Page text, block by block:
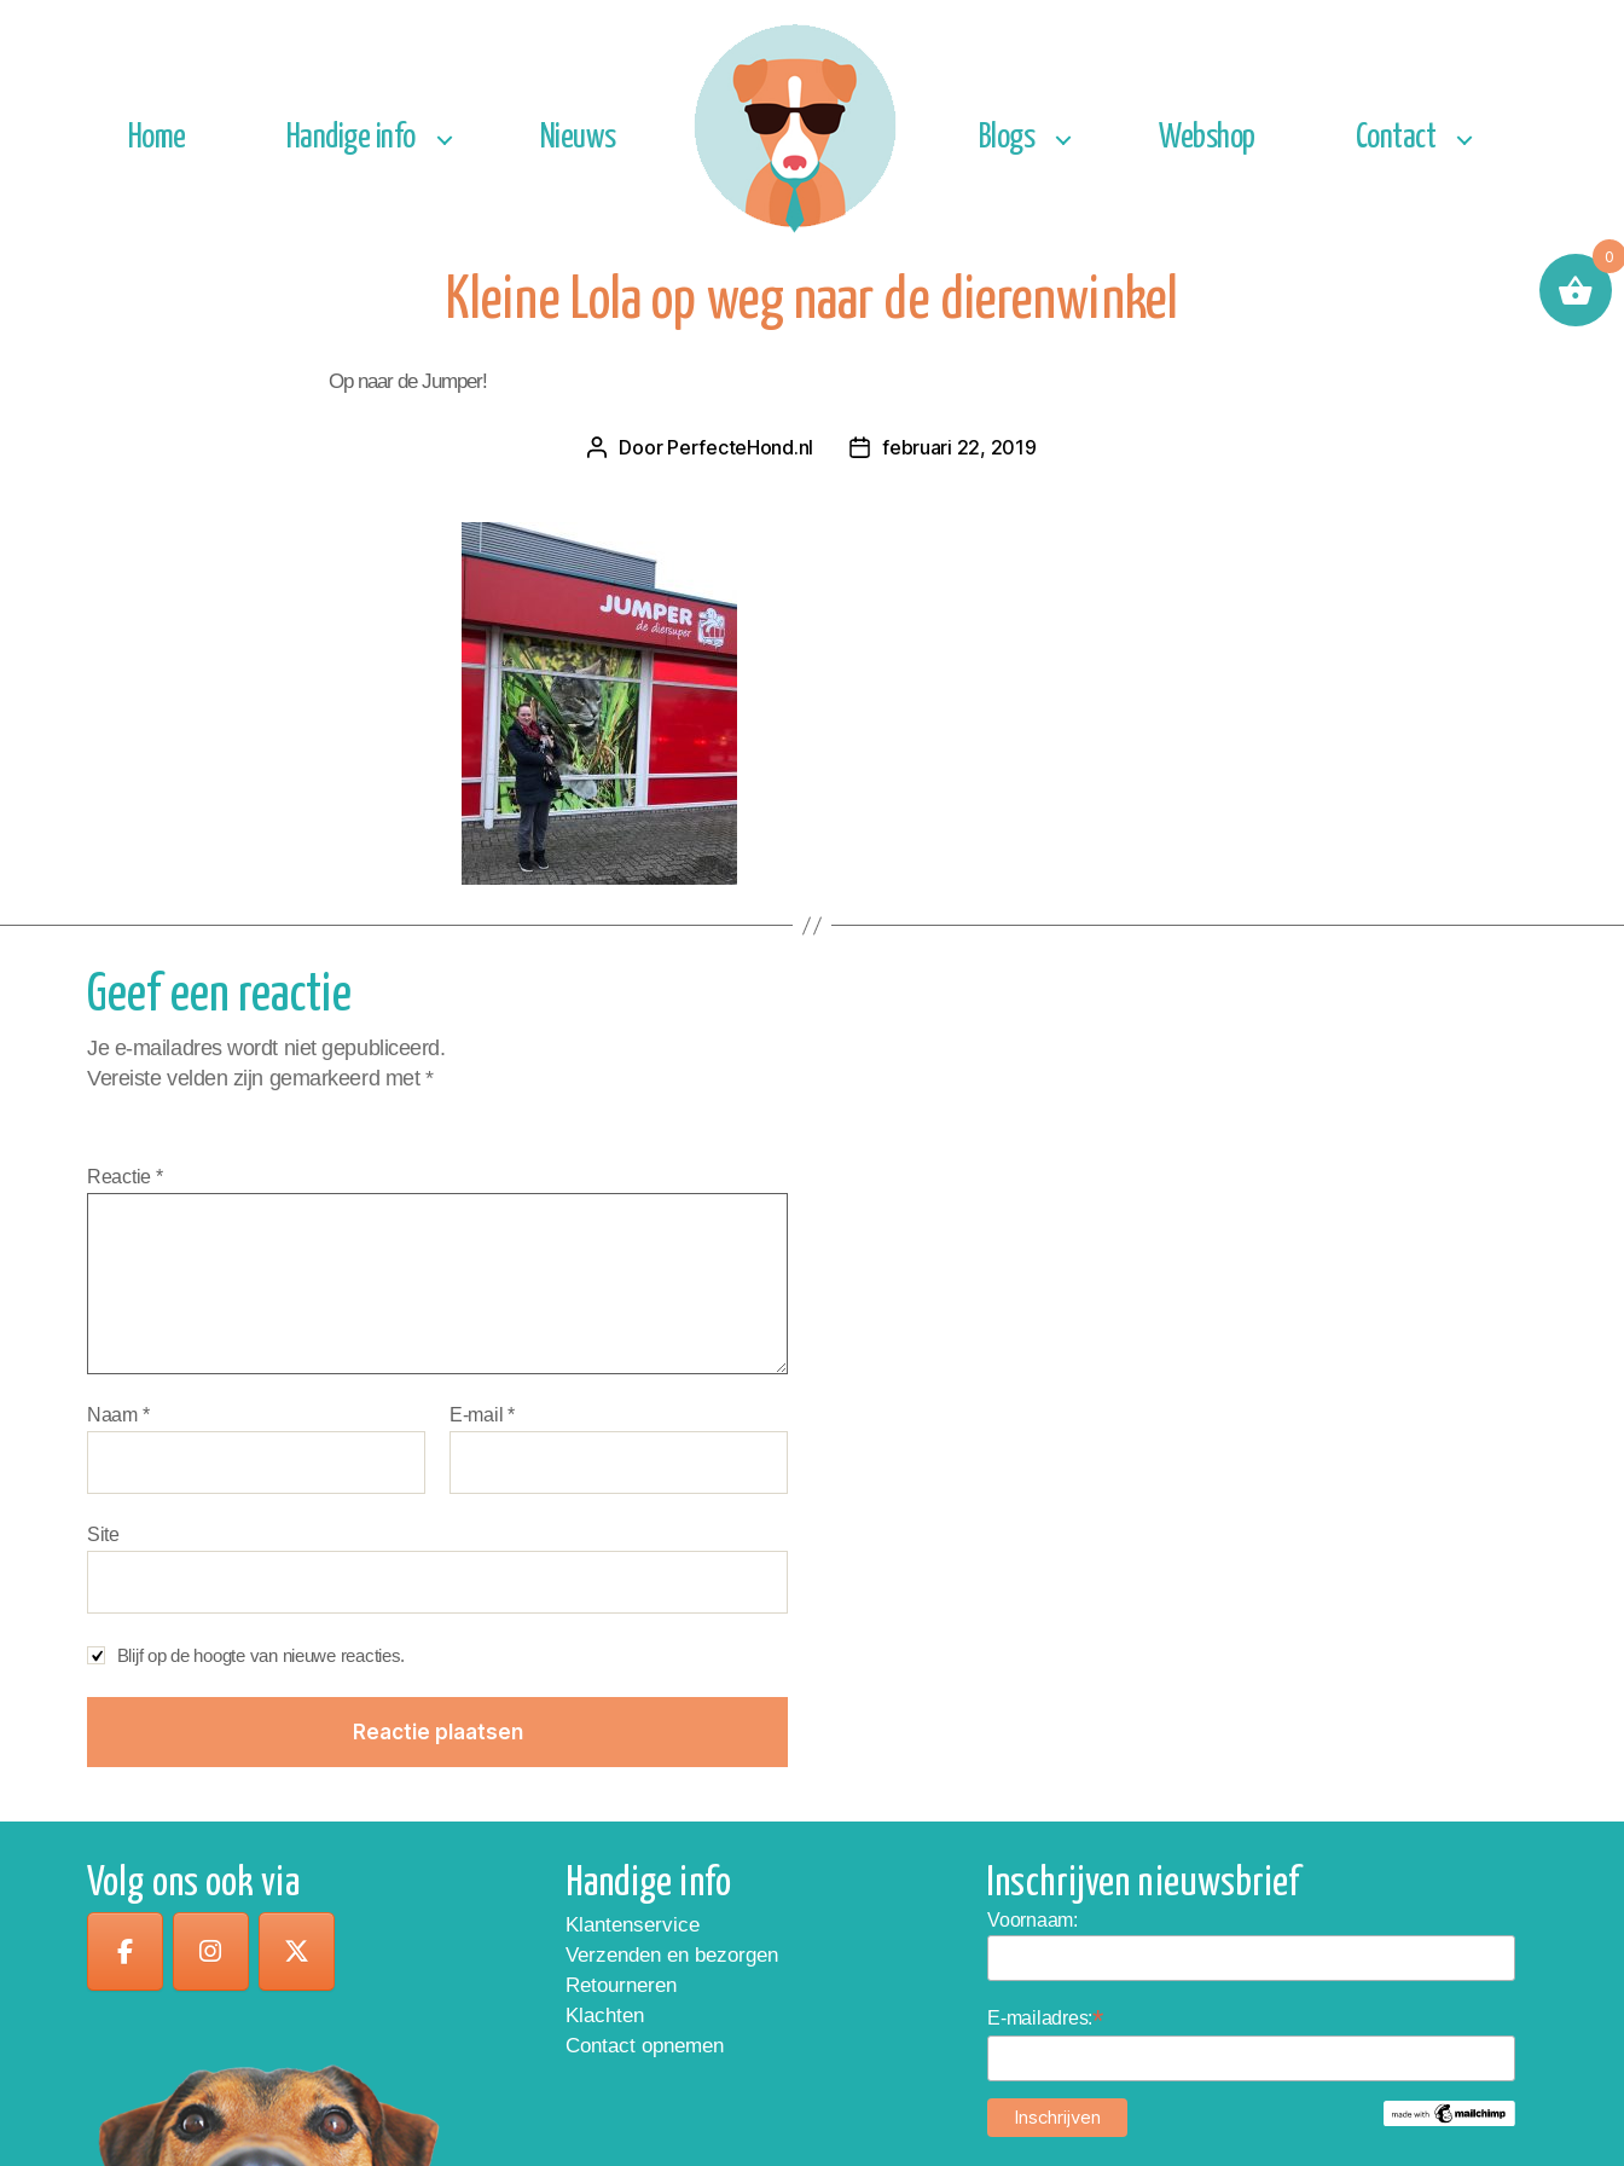
Home Handige info Nieuws Blogs Webshop Contact
Kleine Lola op weg naar de dierenwinkel
Op naar de Jumper!
Berichtauteur
Door PerfecteHond.nl Berichtdatum
februari 22, 2019
Geef een reactie
Je e-mailadres wordt niet gepubliceerd.
Vereiste velden zijn gemarkeerd met *
Reactie *
Naam * E-mail*
Site
Blijf op de hoogte van nieuwe reacties.
Volg ons ook via Handige info
Klantenservice
Verzenden en bezorgen
Retourneren
Klachten
Contact opnemen
Inschrijven nieuwsbrief
Voornaam:
E-mailadres:*
0